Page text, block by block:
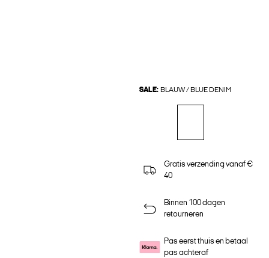
SALE: BLAUW / BLUE DENIM
Gratis verzending vanaf €
40
Binnen 100 dagen
retourneren
Pas eerst thuis en betaal
pas achteraf